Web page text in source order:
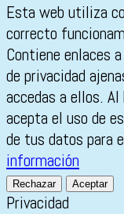
Esta web utiliza
correcto
Contiene enlaces
de privacidad
accedas a ellos.
acepta el uso de
de tus datos para
información
Rechazar Aceptar
Privacidad